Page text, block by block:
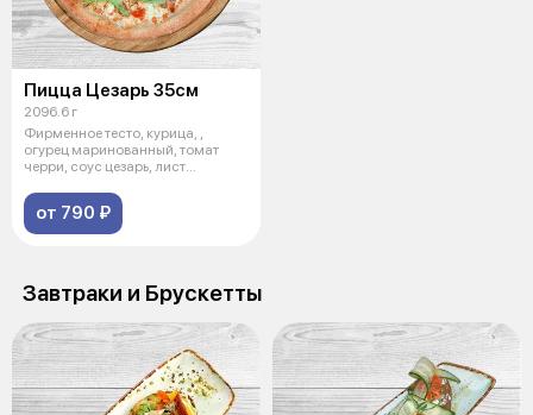
Пицца Цезарь 35см
2096.6 г
Фирменное тесто, курица, ,
огурец маринованный, томат
черри, соус цезарь, лист
от 790 ₽
Завтраки и Брускетты